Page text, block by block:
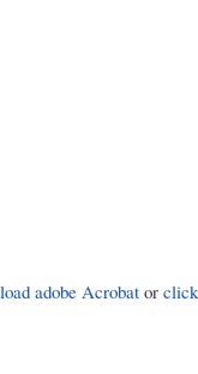
adobe Acrobat or